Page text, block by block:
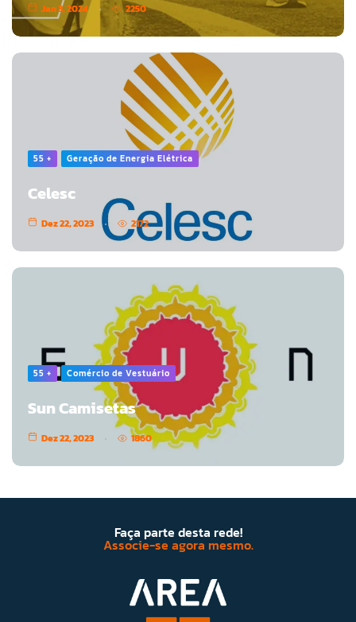
Jan 3, 2024 2250
55 + Geração de Energia Elétrica
Celesc
Dez 22, 2023 2172
55 + Comércio de Vestuário
Sun Camisetas
Dez 22, 2023 1860
Faça parte desta rede!
Associe-se agora mesmo.